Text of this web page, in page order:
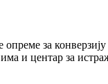
за конверзију
и центар за